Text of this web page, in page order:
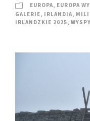
EUROPA, EUROPA
GALERIE, IRLANDIA,
IRLANDZKIE 2025, WYSPY